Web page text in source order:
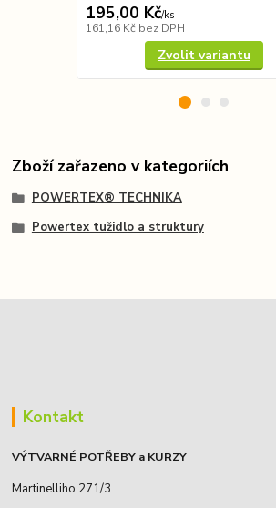
195,00 Kč/ks
161,16 Kč bez DPH
Zvolit variantu
Zboží zařazeno v kategoriích
POWERTEX® TECHNIKA
Powertex tužidlo a struktury
Kontakt
VÝTVARNÉ POTŘEBY a KURZY
Martinelliho 271/3